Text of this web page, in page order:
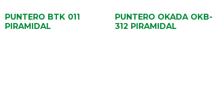
PUNTERO BTK 011
PIRAMIDAL
PUNTERO OKADA OKB-
312 PIRAMIDAL